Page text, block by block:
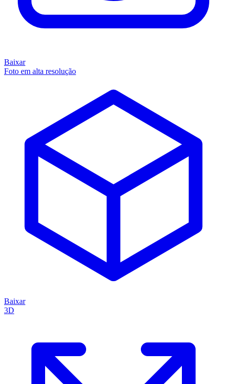
Baixar
Foto em alta resolução
Baixar
3D